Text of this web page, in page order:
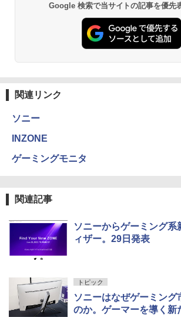
Google 検索で当サイトの記事を優先
関連リンク
ソニー
INZONE
ゲーミングモニタ
関連記事
ソニーからゲーミング系
ィザー。29日発表
トピック
ソニーはなぜゲーミング
のか。ゲーマーを導く新